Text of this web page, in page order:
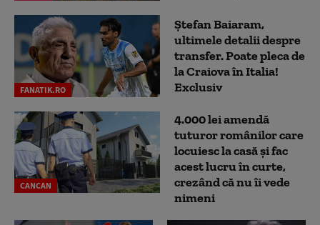
FANATIK.RO
Ștefan Baiaram,
ultimele detalii despre
transfer. Poate pleca de
la Craiova în Italia!
Exclusiv
CANCAN
4.000 lei amendă
tuturor românilor care
locuiesc la casă și fac
acest lucru în curte,
crezând că nu îi vede
nimeni